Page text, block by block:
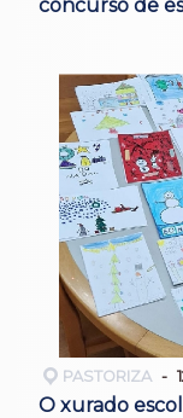
concurso de
PASTORIZA
O xurado